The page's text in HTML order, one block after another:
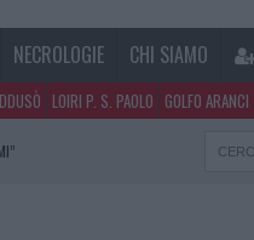
NECROLOGIE CHI SIAMO
LOIRI P. S. PAOLO GOLFO ARANCI